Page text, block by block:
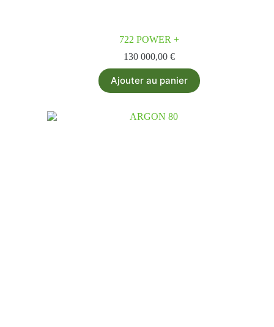
722 POWER +
130 000,00 €
Ajouter au panier